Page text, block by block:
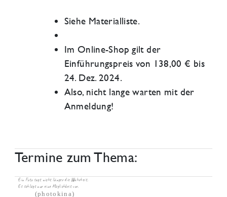
Siehe Materialliste.
Im Online-Shop gilt der
Einführungspreis von 138,00 € bis
24. Dez. 2024.
Also, nicht lange warten mit der
Anmeldung!
Termine zum Thema:
Ein Foto sagt nicht länger die Wahrheit.
Es schlägt nur eine Möglichkeit vor.
(photokina)